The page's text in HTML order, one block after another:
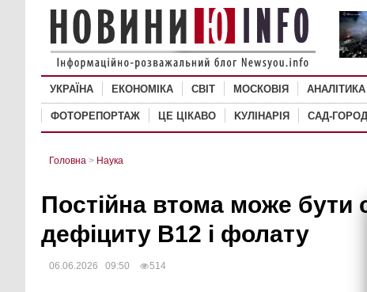
УКРАЇНА ЕКОНОМІКА СВІТ MОСКОВІЯ АНАЛІТИКА
ФОТОРЕПОРТАЖ ЦЕ ЦІКАВО KУЛІНАРІЯ САД-ГОРОД
Головна > Наука
Постійна втома може бути
дефіциту B12 і фолату
06.06.2026 09:50 514